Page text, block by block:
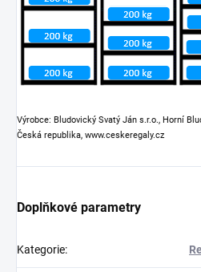
Výrobce: Bludovický Svatý Ján s.r.o., Horní
Česká republika, www.ceskeregaly.cz
Doplňkové parametry
Kategorie: